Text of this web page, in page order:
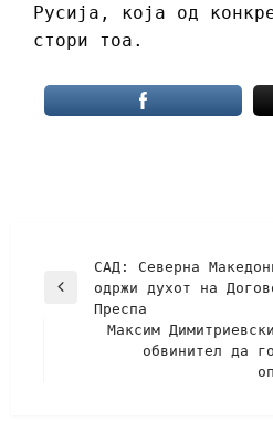
Русија, која од
стори тоа.
САД: Северна
одржи духот на
Преспа
Максим
обвинител да